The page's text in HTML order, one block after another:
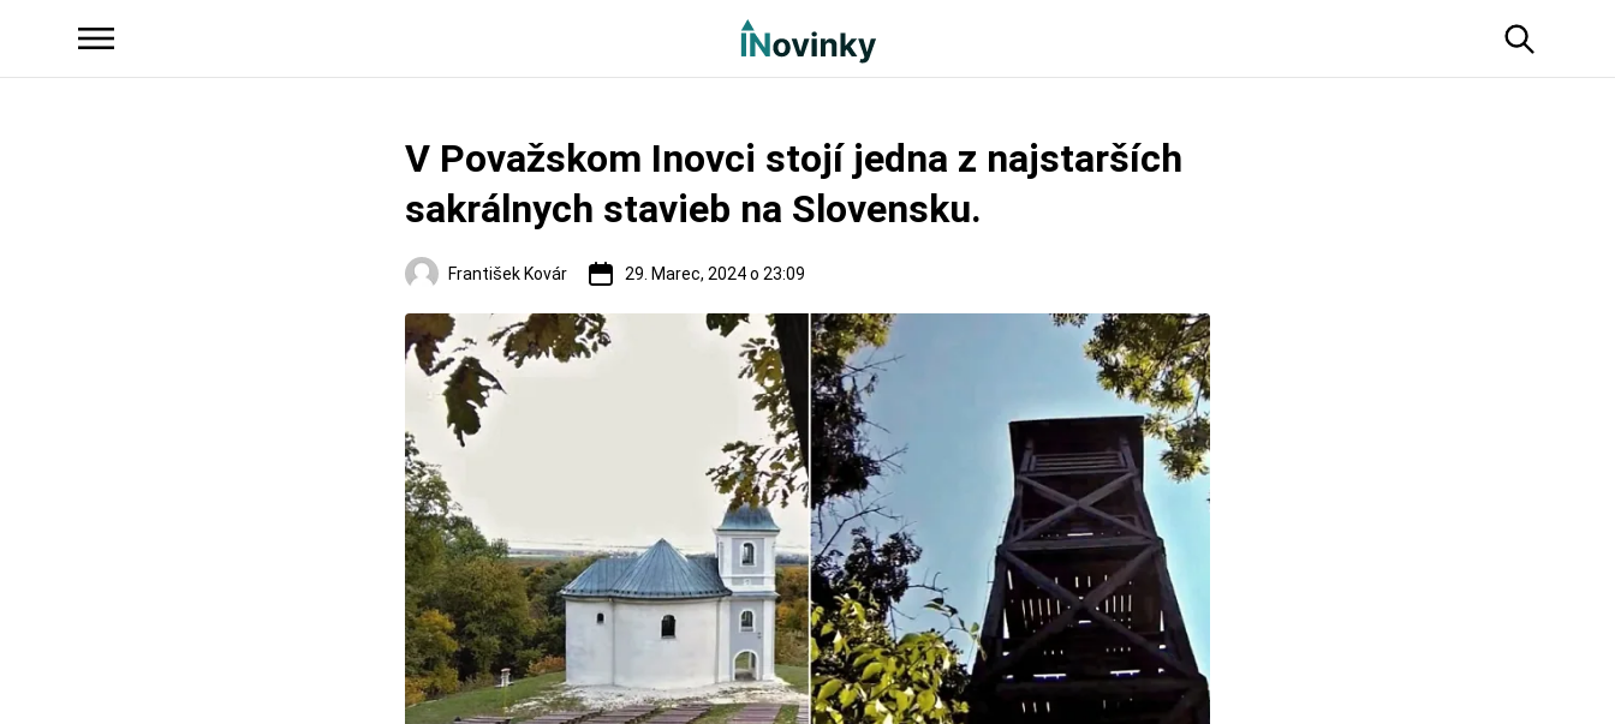
V Považskom Inovci stojí jedna z najstarších
sakrálnych stavieb na Slovensku.
František Kovár 29. Marec, 2024 o 23:09
Regióny